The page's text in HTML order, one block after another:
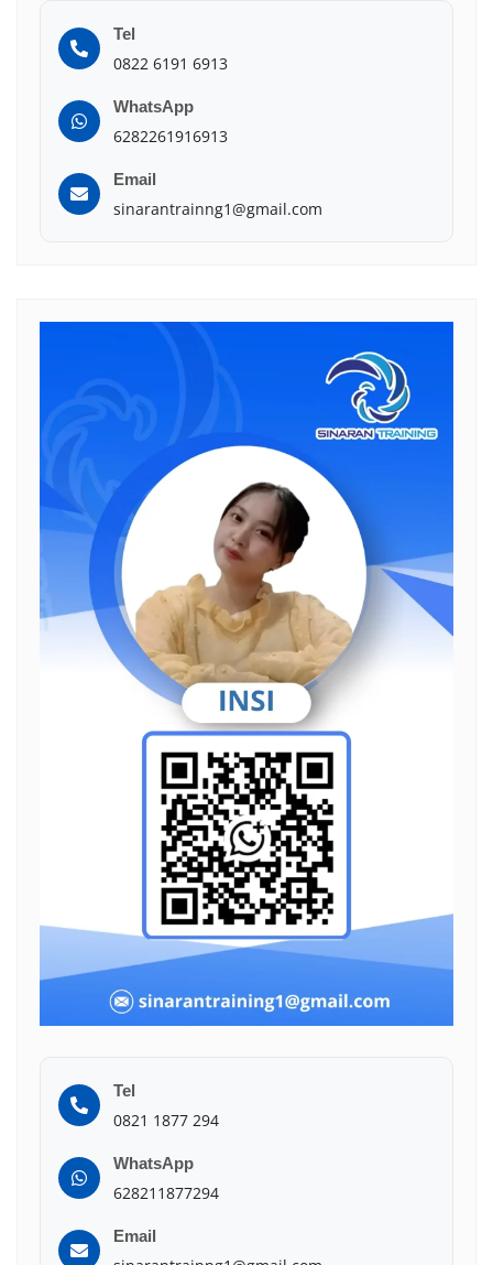
Tel
0822 6191 6913
WhatsApp
6282261916913
Email
sinarantrainng1@gmail.com
Tel
0821 1877 294
WhatsApp
628211877294
Email